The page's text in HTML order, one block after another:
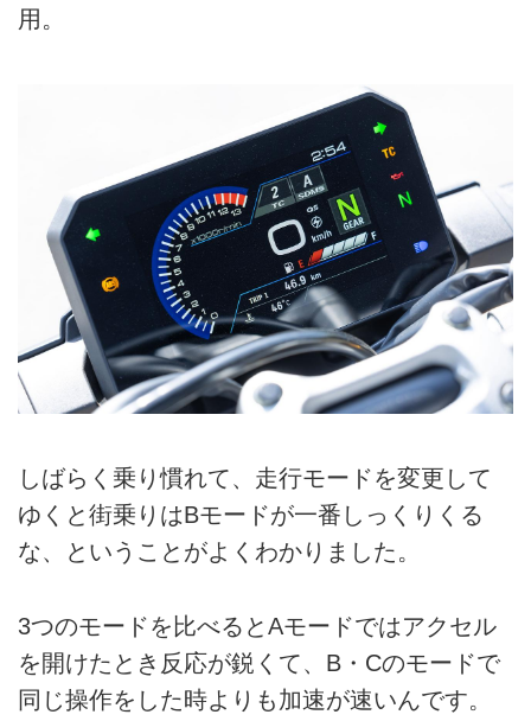
用。
しばらく乗り慣れて、走行モードを変更して
ゆくと街乗りはBモードが一番しっくりくる
な、ということがよくわかりました。
3つのモードを比べるとAモードではアクセル
を開けたとき反応が鋭くて、B・Cのモードで
同じ操作をした時よりも加速が速いんです。